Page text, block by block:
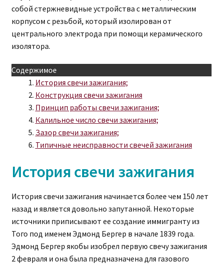
собой стержневидные устройства с металлическим
корпусом с резьбой, который изолирован от
центрального электрода при помощи керамического
изолятора.
Содержимое
История свечи зажигания;
Конструкция свечи зажигания
Принцип работы свечи зажигания;
Калильное число свечи зажигания;
Зазор свечи зажигания;
Типичные неисправности свечей зажигания
История свечи зажигания
История свечи зажигания начинается более чем 150 лет
назад и является довольно запутанной. Некоторые
источники приписывают ее создание иммигранту из
Того под именем Эдмонд Бергер в начале 1839 года.
Эдмонд Бергер якобы изобрел первую свечу зажигания
2 февраля и она была предназначена для газового